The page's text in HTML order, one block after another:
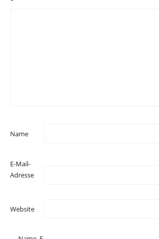
Name
E-Mail-
Adresse
Website